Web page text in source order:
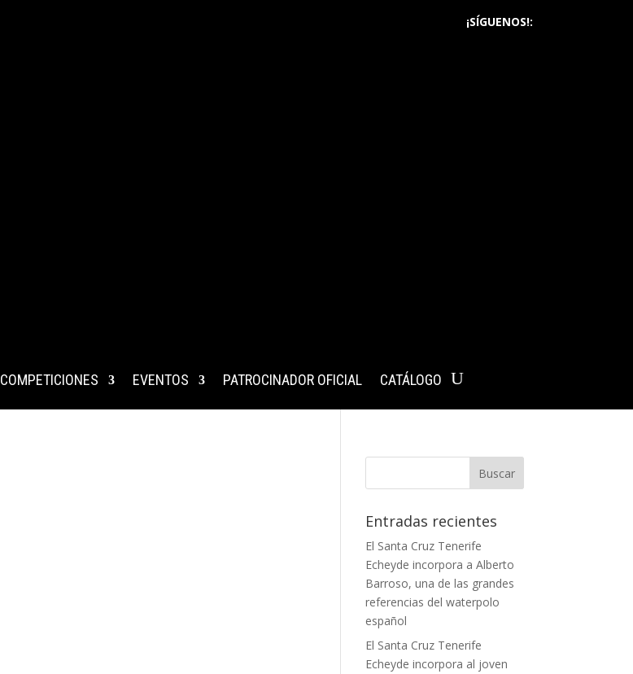
¡SÍGUENOS!:
COMPETICIONES EVENTOS PATROCINADOR OFICIAL CATÁLOGO
Entradas recientes
El Santa Cruz Tenerife
Echeyde incorpora a Alberto
Barroso, una de las grandes
referencias del waterpolo
español
El Santa Cruz Tenerife
Echeyde incorpora al joven